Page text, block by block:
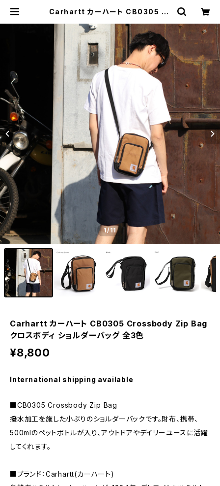
Carhartt カーハート CB0305 Cr
ョルダーバッグ 全3色 | MAVAZI マ
バジ
1/11
Carhartt カーハート CB0305 Crossbody Zip Bag
クロスボディ ショルダーバッグ 全3色
¥8,800
International shipping available
■CB0305 Crossbody Zip Bag
撥水加工を施した小ぶりのショルダーバックです。財布、携帯、
500mlのペットボトルが入り、アウトドアやデイリーユースに活躍
してくれます。
■ブランド：Carhartt(カーハート)